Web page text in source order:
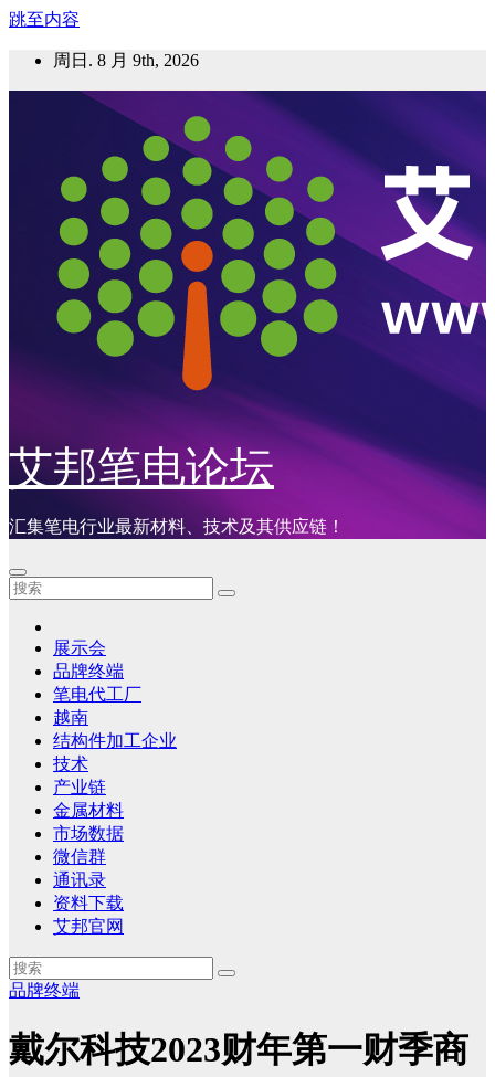
跳至内容
周日. 8 月 9th, 2026
艾邦笔电论坛
汇集笔电行业最新材料、技术及其供应链！
展示会
品牌终端
笔电代工厂
越南
结构件加工企业
技术
产业链
金属材料
市场数据
微信群
通讯录
资料下载
艾邦官网
品牌终端
戴尔科技2023财年第一财季商